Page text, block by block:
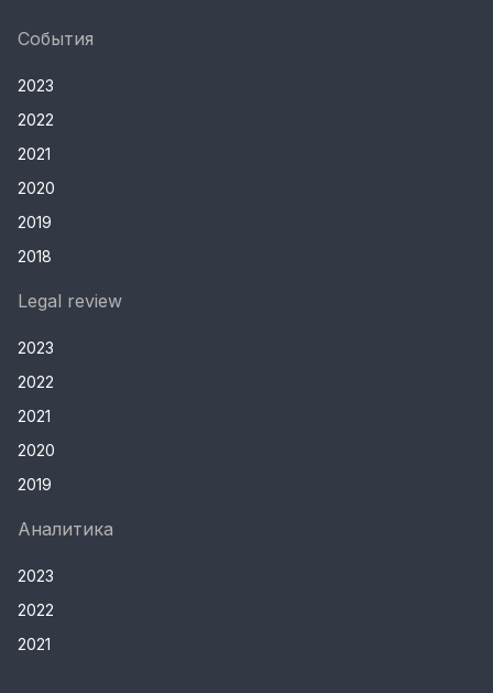
События
2023
2022
2021
2020
2019
2018
Legal review
2023
2022
2021
2020
2019
Аналитика
2023
2022
2021